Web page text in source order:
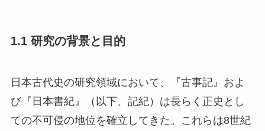
1.1 研究の背景と目的
日本古代史の研究領域において、『古事記』およ
び『日本書紀』（以下、記紀）は長らく正史とし
ての不可侵の地位を確立してきた。これらは8世紀